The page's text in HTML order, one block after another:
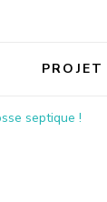
septique !